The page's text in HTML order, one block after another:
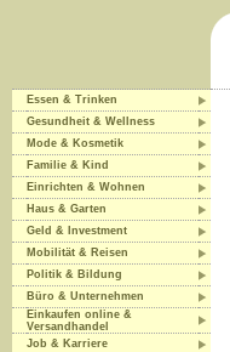
Essen & Trinken
Gesundheit & Wellness
Mode & Kosmetik
Familie & Kind
Einrichten & Wohnen
Haus & Garten
Geld & Investment
Mobilität & Reisen
Politik & Bildung
Büro & Unternehmen
Einkaufen online &
Versandhandel
Job & Karriere